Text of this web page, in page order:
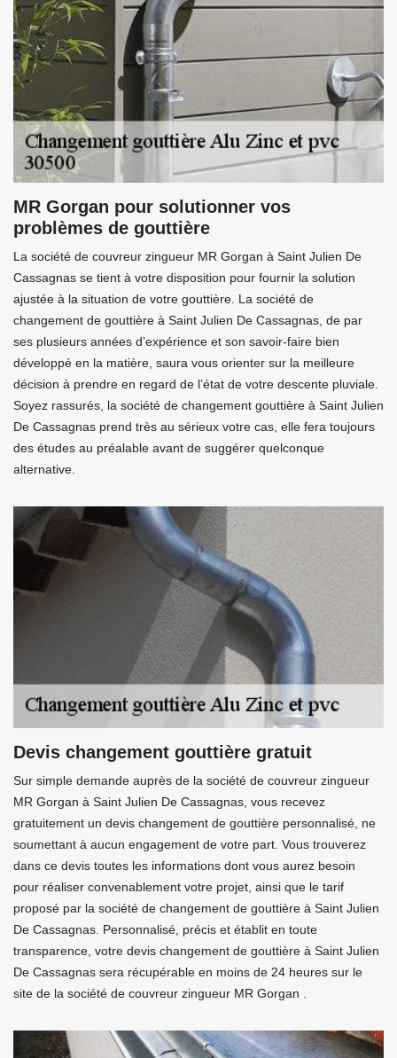
MR Gorgan pour solutionner vos
problèmes de gouttière
La société de couvreur zingueur MR Gorgan à Saint Julien De
Cassagnas se tient à votre disposition pour fournir la solution
ajustée à la situation de votre gouttière. La société de
changement de gouttière à Saint Julien De Cassagnas, de par
ses plusieurs années d’expérience et son savoir-faire bien
développé en la matière, saura vous orienter sur la meilleure
décision à prendre en regard de l’état de votre descente pluviale.
Soyez rassurés, la société de changement gouttière à Saint Julien
De Cassagnas prend très au sérieux votre cas, elle fera toujours
des études au préalable avant de suggérer quelconque
alternative.
Devis changement gouttière gratuit
Sur simple demande auprès de la société de couvreur zingueur
MR Gorgan à Saint Julien De Cassagnas, vous recevez
gratuitement un devis changement de gouttière personnalisé, ne
soumettant à aucun engagement de votre part. Vous trouverez
dans ce devis toutes les informations dont vous aurez besoin
pour réaliser convenablement votre projet, ainsi que le tarif
proposé par la société de changement de gouttière à Saint Julien
De Cassagnas. Personnalisé, précis et établit en toute
transparence, votre devis changement de gouttière à Saint Julien
De Cassagnas sera récupérable en moins de 24 heures sur le
site de la société de couvreur zingueur MR Gorgan .